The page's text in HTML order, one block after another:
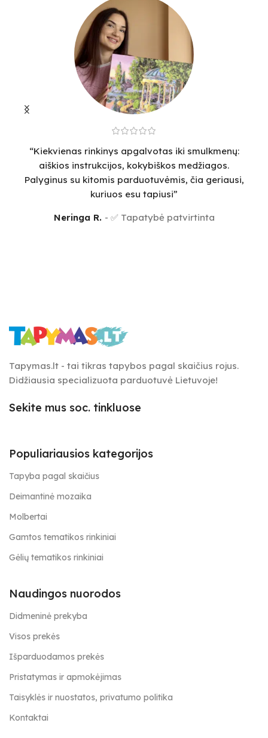
“Kiekvienas rinkinys apgalvotas iki smulkmenų:
aiškios instrukcijos, kokybiškos medžiagos.
Palyginus su kitomis parduotuvėmis, čia geriausi,
kuriuos esu tapiusi”
Neringa R. ✅ Tapatybė patvirtinta
Tapymas.lt - tai tikras tapybos pagal skaičius rojus.
Didžiausia specializuota parduotuvė Lietuvoje!
Sekite mus soc. tinkluose
Populiariausios kategorijos
Tapyba pagal skaičius
Deimantinė mozaika
Molbertai
Gamtos tematikos rinkiniai
Gėlių tematikos rinkiniai
Naudingos nuorodos
Didmeninė prekyba
Visos prekės
Išparduodamos prekės
Pristatymas ir apmokėjimas
Taisyklės ir nuostatos, privatumo politika
Kontaktai